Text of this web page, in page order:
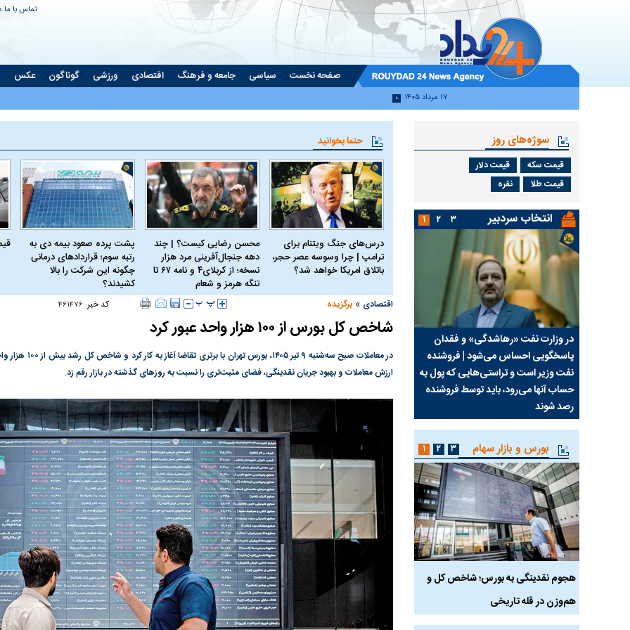
تماس با ما
صفحه نخست سیاسی جامعه و فرهنگ اقتصادی ورزشی گوناگون عکس
۱۷ مرداد ۱۴۰۵
حتما بخوانید
درس‌های جنگ ویتنام برای
ترامپ | چرا وسوسه عصر حجر،
باتلاق امریکا خواهد شد؟
محسن رضایی کیست؟ | چند
دهه جنجال‌آفرینی مرد هزار
نسخه؛ از کربلای۴ و نامه ۶۷ تا
تنگه هرمز و شعام
پشت پرده صعود بیمه دی به
رتبه سوم؛ قراردادهای درمانی
چگونه این شرکت را بالا
کشیدند؟
اقتصادی » برگزیده کد خبر: ۴۶۱۴۷۶
شاخص کل بورس از ۱۰۰ هزار واحد عبور کرد
در معاملات صبح
ارزش معاملات و بهبود جریان نقدینگی، فضای مثبت‌تری را نسبت به روز‌های گذشته در بازار رقم زد.
سوژه‌های روز
قیمت سکه
قیمت دلار
قیمت طلا
نقره
انتخاب سردبیر
در وزارت نفت «رهاشدگی» و فقدان
پاسخگویی احساس می‌شود | فروشنده
نفت وزیر است و تراستی‌هایی که پول به
حساب آنها می‌رود، باید توسط فروشنده
رصد شوند
چرا رویای آمریکایی سرنگونی رژیم و
نابودی محور مقاومت تعبیر نشد؟ | پشت
پرده تجارت پهپاد‌ ۱۵۰۰ دلاری که
مطالعه رفتار هیستریک صدا و سیما علیه
کمپین نه به اعدام
پاسخگویی
نفت وزیر است و
رصد شوند
۱ ۲ ۳
بورس و بازار سهام
هجوم نقدینگی به بورس؛ شاخص کل و
هم‌وزن در قله تاریخی
بورس تهران رکورد شکست سیگنال مثبت دیپلماسی به بورس
هجوم نقدینگی
هم‌وزن در قله
۱ ۲ ۳